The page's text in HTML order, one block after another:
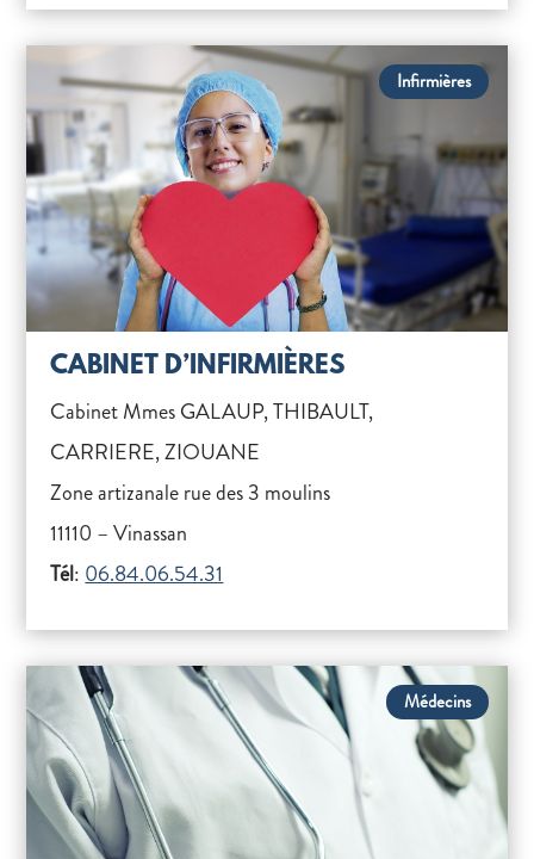
Infirmières
CABINET D’INFIRMIÈRES
Cabinet Mmes GALAUP, THIBAULT,
CARRIERE, ZIOUANE
Zone artizanale rue des 3 moulins
11110 – Vinassan
Tél: 06.84.06.54.31
Médecins